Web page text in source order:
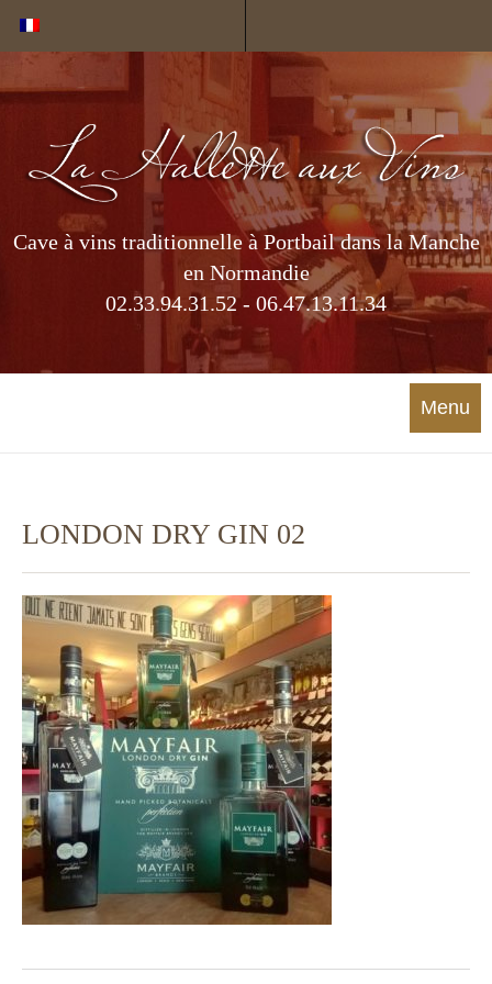
Cave à vins traditionnelle à Portbail dans la Manche
en Normandie
02.33.94.31.52 - 06.47.13.11.34
Menu
LONDON DRY GIN 02
Cookies management panel